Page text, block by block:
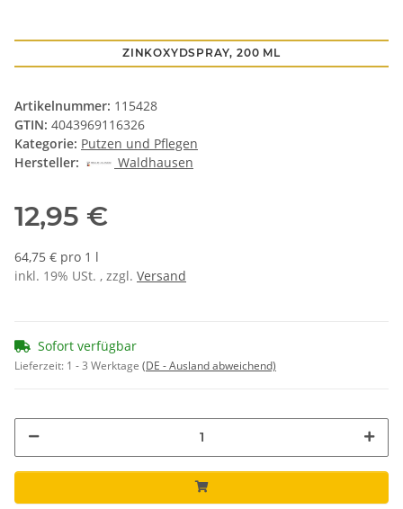
ZINKOXYDSPRAY, 200 ML
Artikelnummer: 115428
GTIN: 4043969116326
Kategorie: Putzen und Pflegen
Hersteller:
Waldhausen
12,95 €
64,75 € pro 1 l
inkl. 19% USt. , zzgl. Versand
Sofort verfügbar
Lieferzeit: 1 - 3 Werktage (DE - Ausland abweichend)